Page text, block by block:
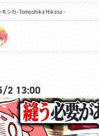
モシカ - Tomoshika Hikasa -
2 13:00